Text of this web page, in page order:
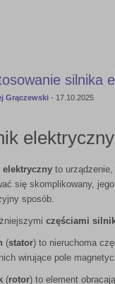
silnika
Grączewski - 17.10.2025
to urządzenie,
się skomplikowany,
sposób.
częściami
(stator) to nieruchoma
wirujące pole
(rotor) to element